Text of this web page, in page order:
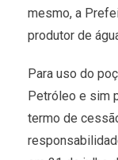
mesmo, a
produtor de
Para uso do
Petróleo e sim
termo de